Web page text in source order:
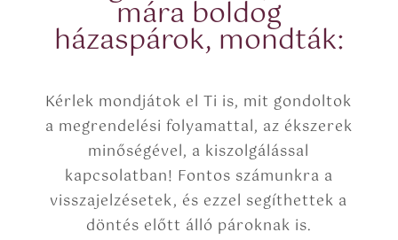
mára boldog
házaspárok, mondták:
Kérlek mondjátok el Ti is, mit gondoltok
a megrendelési folyamattal, az ékszerek
minőségével, a kiszolgálással
kapcsolatban! Fontos számunkra a
visszajelzésetek, és ezzel segíthettek a
döntés előtt álló pároknak is.